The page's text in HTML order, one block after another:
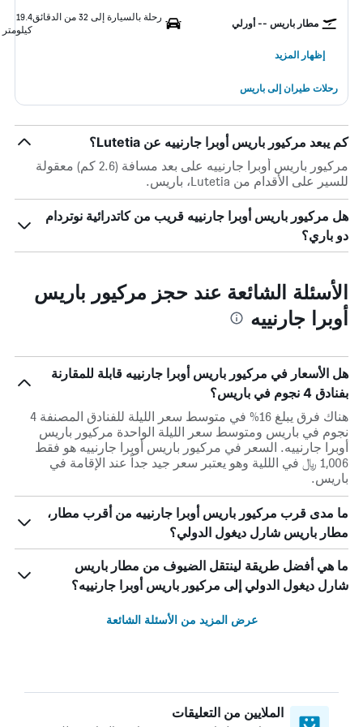
مطار باريس -- أورلي
رحلة بالسيارة إلى 32 من الدقائق
19.4
كيلومتر
إظهار المزيد
رحلات طيران إلى باريس
كم يبعد مركيور باريس أوبرا جارنييه عن Lutetia؟
مركيور باريس أوبرا جارنييه على بعد مسافة (2.6 كم) معقولة
للسير على الأقدام من Lutetia، باريس.
هل مركيور باريس أوبرا جارنييه قريب من كاتدرائية نوتردام
دو باري؟
الأسئلة الشائعة عند حجز مركيور باريس
أوبرا جارنييه
هل الأسعار في مركيور باريس أوبرا جارنييه قابلة للمقارنة
بفنادق 4 نجوم في باريس؟
هناك فرق يبلغ 16% في متوسط ​​سعر الليلة للفنادق المصنفة 4
نجوم في باريس ومتوسط ​​سعر الليلة الواحدة مركيور باريس
أوبرا جارنييه. السعر في مركيور باريس أوبرا جارنييه هو فقط
1,006 ﷼ في الللية وهو يعتبر سعر جيد جداً عند الإقامة في
باريس.
ما مدى قرب مركيور باريس أوبرا جارنييه من أقرب مطار،
مطار باريس شارل ديغول الدولي؟
ما هي أفضل طريقة لينتقل الضيوف من مطار باريس
شارل ديغول الدولي إلى مركيور باريس أوبرا جارنييه؟
عرض المزيد من الأسئلة الشائعة
الملايين من التعليقات